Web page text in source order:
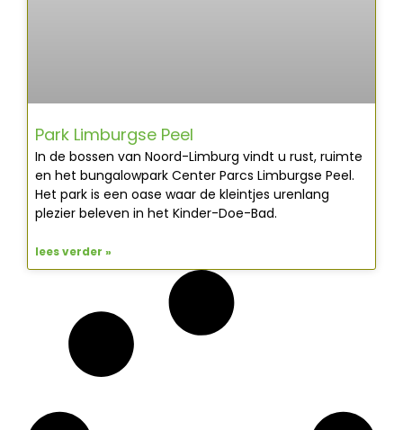
Park Limburgse Peel
In de bossen van Noord-Limburg vindt u rust, ruimte
en het bungalowpark Center Parcs Limburgse Peel.
Het park is een oase waar de kleintjes urenlang
plezier beleven in het Kinder-Doe-Bad.
lees verder »